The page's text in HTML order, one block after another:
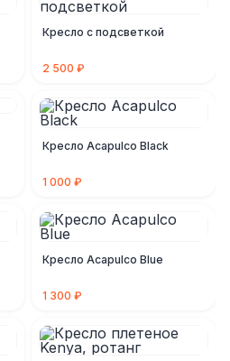
Кресло с подсветкой
2 500 ₽
Кресло Acapulco Black
1 000 ₽
Кресло Acapulco Blue
1 300 ₽